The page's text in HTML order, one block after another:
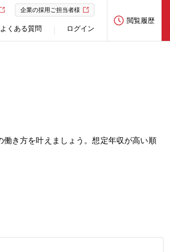
企業の採用ご担当者様
よくある質問 ログイン
閲覧履歴
き方を叶えましょう。想定年収が高い順